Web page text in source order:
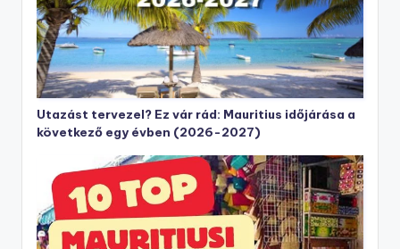
Utazást tervezel? Ez vár rád: Mauritius időjárása a
következő egy évben (2026-2027)